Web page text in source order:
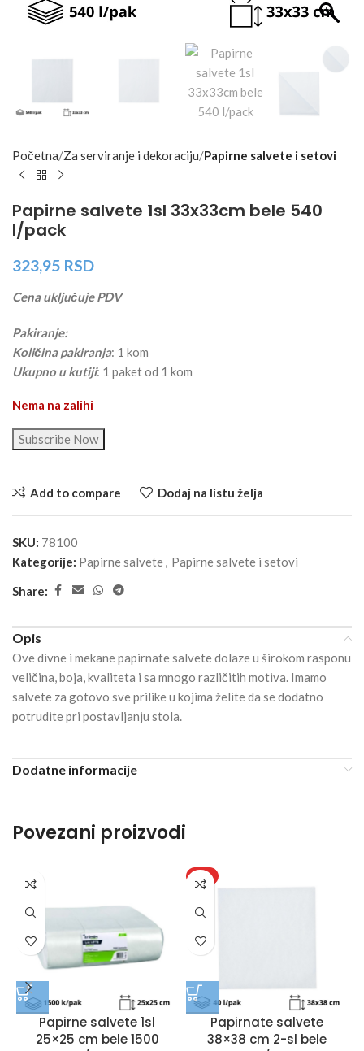
Početna Za serviranje i dekoraciju Papirne salvete i setovi
Papirne salvete 1sl 33x33cm bele 540
l/pack
323,95 RSD
Cena uključuje PDV
Pakiranje:
Količina pakiranja: 1 kom
Ukupno u kutiji: 1 paket od 1 kom
Nema na zalihi
Subscribe Now
Add to compare Dodaj na listu želja
SKU: 78100
Kategorije: Papirne salvete, Papirne salvete i setovi
Share:
Opis
Ove divne i mekane papirnate salvete dolaze u širokom rasponu
veličina, boja, kvaliteta i sa mnogo različitih motiva. Imamo
salvete za gotovo sve prilike u kojima želite da se dodatno
potrudite pri postavljanju stola.
Dodatne informacije
Povezani proizvodi
Papirne salvete 1sl
25×25 cm bele 1500
HIT
Papirnate salvete
38×38 cm 2-sl bele